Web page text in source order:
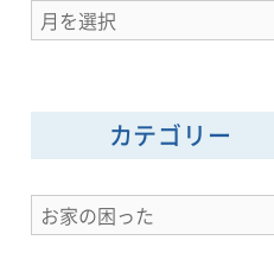
ア
ー
イ
カテゴリー
カ
テ